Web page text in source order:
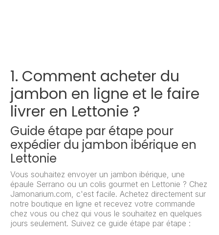
1. Comment acheter du
jambon en ligne et le faire
livrer en Lettonie ?
Guide étape par étape pour
expédier du jambon ibérique en
Lettonie
Vous souhaitez envoyer un jambon ibérique, une
épaule Serrano ou un colis gourmet en Lettonie ? Chez
Jamonarium.com, c'est facile. Achetez directement sur
notre boutique en ligne et recevez votre commande
chez vous ou chez qui vous le souhaitez en quelques
jours seulement. Suivez ce guide étape par étape :